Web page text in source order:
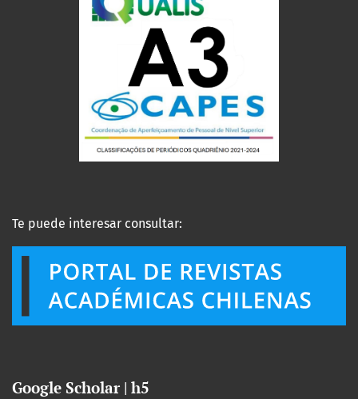
Te puede interesar consultar:
Google Scholar | h5